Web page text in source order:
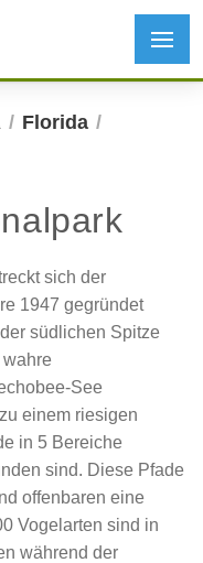
Florida
sich der
1947 gegründet
südlichen Spitze
See
einem riesigen
in 5 Bereiche
sind. Diese Pfade
offenbaren eine
Vogelarten sind in
während der